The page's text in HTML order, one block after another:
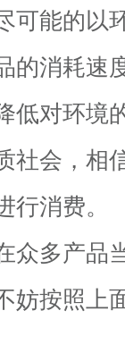
可能的以
的消耗速
低对环境
社会，相
消费。
众多产品
妨按照上